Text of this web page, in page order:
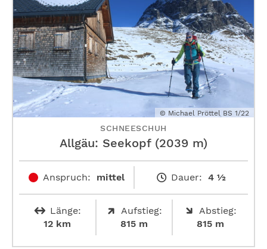
© Michael Pröttel BS 1/22
SCHNEESCHUH
Allgäu: Seekopf (2039 m)
Anspruch: mittel Dauer: 4 ½
Länge:
12 km
Aufstieg:
815 m
Abstieg:
815 m